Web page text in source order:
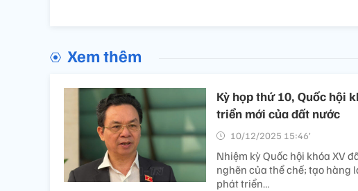
Xem thêm
Kỳ họp thứ 10, Quốc hội
triển mới của đất nước
10/12/2025 15:46’
Nhiệm kỳ Quốc hội khóa XV
nghẽn của thể chế; tạo hàng
phát triển…